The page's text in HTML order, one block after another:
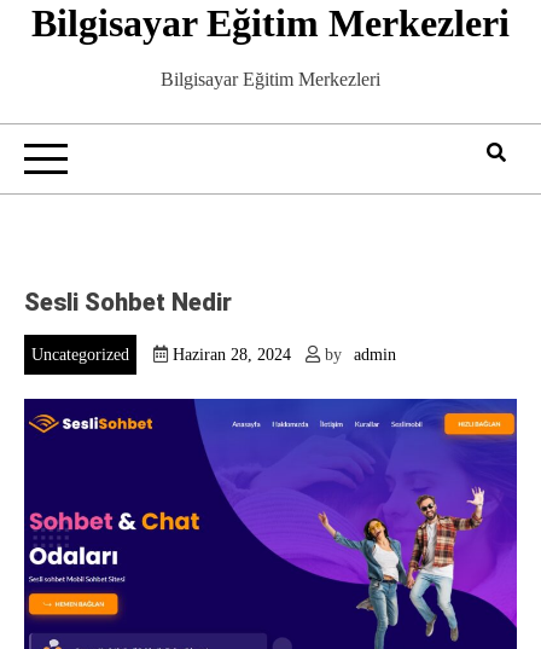
SkipBilgisayar Eğitim Merkezleri
Bilgisayar Eğitim Merkezleri
Sesli Sohbet Nedir
Uncategorized Haziran 28, 2024 by admin